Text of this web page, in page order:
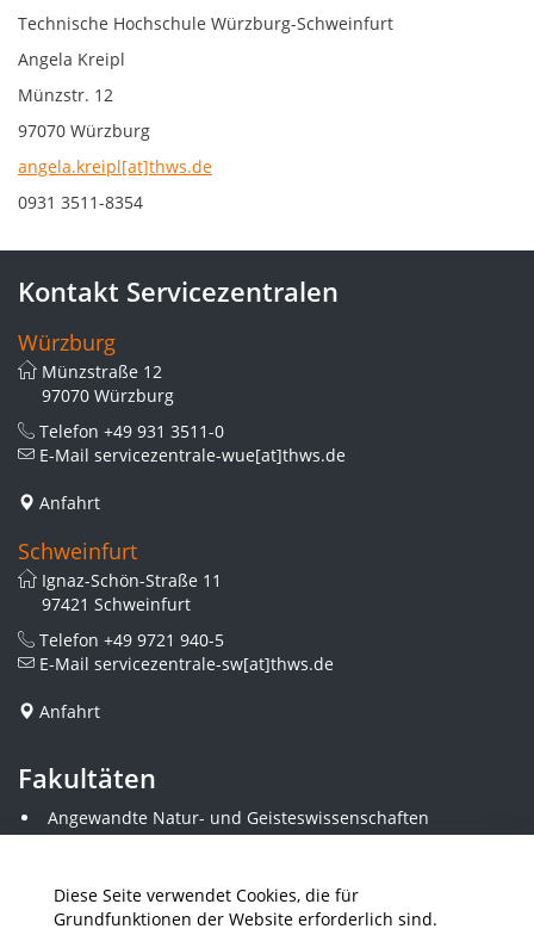
Diese Seite verwendet Cookies, die für
Grundfunktionen der Website erforderlich sind.
Technische Hochschule Würzburg-Schweinfurt
Angela Kreipl
Münzstr. 12
97070 Würzburg
angela.kreipl[at]thws.de
0931 3511-8354
Kontakt Servicezentralen
Würzburg
Münzstraße 12
97070 Würzburg
Telefon +49 931 3511-0
E-Mail servicezentrale-wue[at]thws.de
Anfahrt
Schweinfurt
Ignaz-Schön-Straße 11
97421 Schweinfurt
Telefon +49 9721 940-5
E-Mail servicezentrale-sw[at]thws.de
Anfahrt
Fakultäten
Angewandte Natur- und Geisteswissenschaften
Angewandte Sozialwissenschaften
Elektrotechnik
Gestaltung